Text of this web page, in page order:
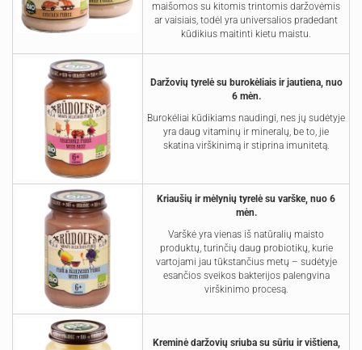
maišomos su kitomis trintomis daržovėmis
ar vaisiais, todėl yra universalios pradedant
kūdikius maitinti kietu maistu.
Daržovių tyrelė su burokėliais ir jautiena, nuo
6 mėn.
Burokėliai kūdikiams naudingi, nes jų sudėtyje
yra daug vitaminų ir mineralų, be to, jie
skatina virškinimą ir stiprina imunitetą.
Kriaušių ir mėlynių tyrelė su varške, nuo 6
mėn.
Varškė yra vienas iš natūralių maisto
produktų, turinčių daug probiotikų, kurie
vartojami jau tūkstančius metų – sudėtyje
esančios sveikos bakterijos palengvina
virškinimo procesą.
Kreminė daržovių sriuba su sūriu ir vištiena,